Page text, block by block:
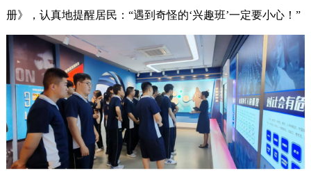
册》，认真地提醒居民：“遇到奇怪的‘兴趣班’一定要小心！”